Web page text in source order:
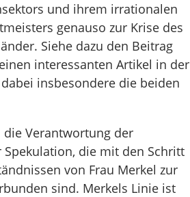
und ihrem irrationalen
genauso zur Krise des
Siehe dazu den Beitrag
interessanten Artikel in der
insbesondere die beiden
Verantwortung der
die mit den Schritt
von Frau Merkel zur
sind. Merkels Linie ist